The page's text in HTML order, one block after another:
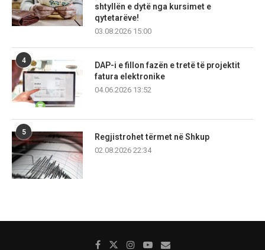
shtyllën e dytë nga kursimet e
qytetarëve!
03.08.2026 15:00
4
DAP-i e fillon fazën e tretë të projektit
fatura elektronike
04.06.2026 13:52
5
Regjistrohet tërmet në Shkup
02.08.2026 22:34